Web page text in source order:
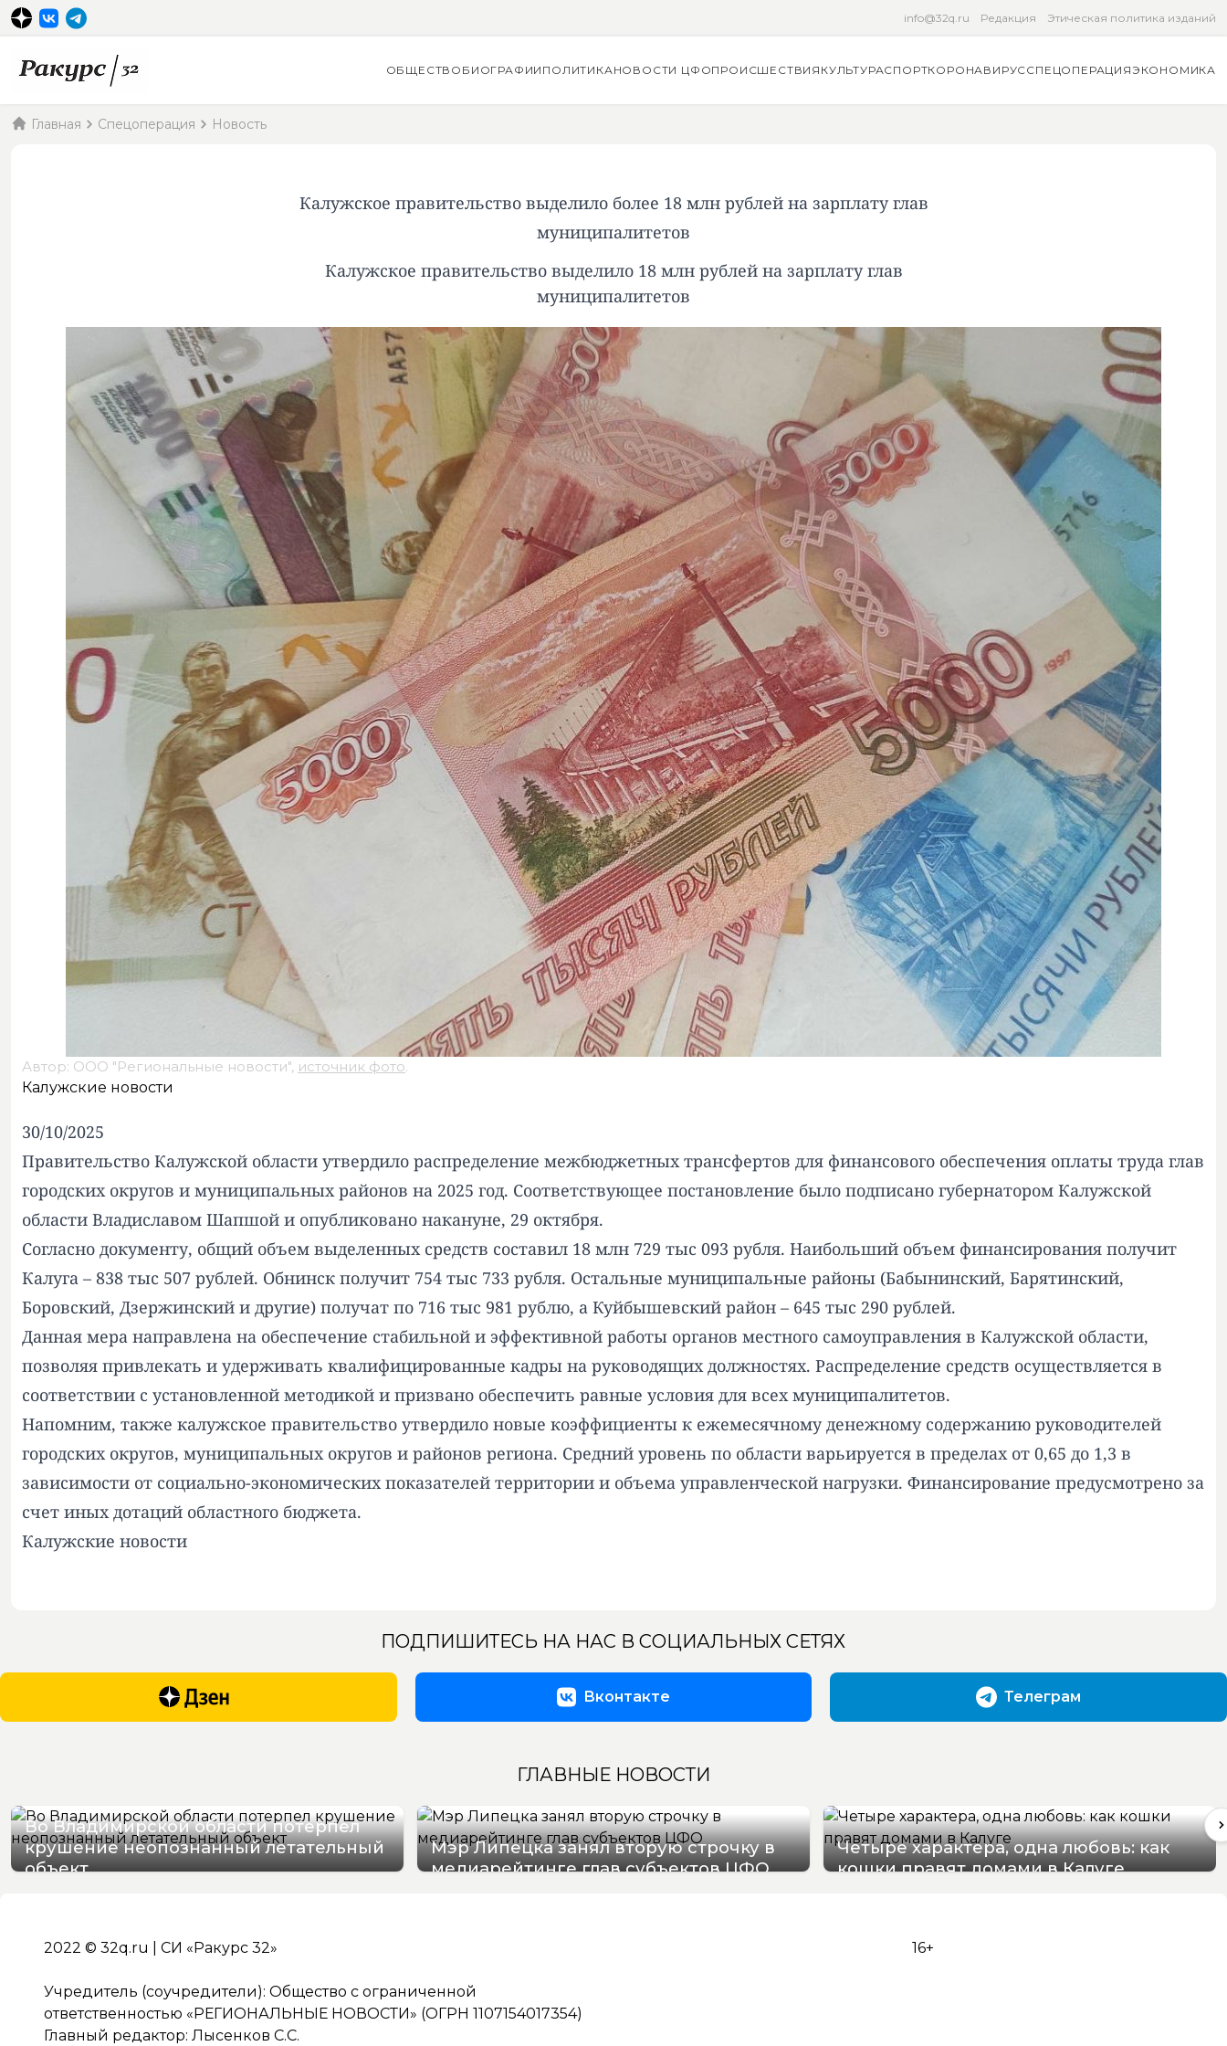
info@32q.ru Редакция Этическая политика изданий
ОБЩЕСТВО БИОГРАФИИ ПОЛИТИКАНОВОСТИ ЦФОПРОИСШЕСТВИЯ КУЛЬТУРАСПОРТКОРОНАВИРУССПЕЦОПЕРАЦИЯЭКОНОМИКА
Главная Спецоперация Новость
Калужское правительство выделило более 18 млн рублей на зарплату глав
муниципалитетов
Калужское правительство выделило 18 млн рублей на зарплату глав
муниципалитетов
Автор: ООО "Региональные новости", источник фото.
Калужские новости
30/10/2025
Правительство Калужской области утвердило распределение межбюджетных трансфертов для финансового обеспечения оплаты труда глав
городских округов и муниципальных районов на 2025 год. Соответствующее постановление было подписано губернатором Калужской
области Владиславом Шапшой и опубликовано накануне, 29 октября.
Согласно документу, общий объем выделенных средств составил 18 млн 729 тыс 093 рубля. Наибольший объем финансирования получит
Калуга – 838 тыс 507 рублей. Обнинск получит 754 тыс 733 рубля. Остальные муниципальные районы (Бабынинский, Барятинский,
Боровский, Дзержинский и другие) получат по 716 тыс 981 рублю, а Куйбышевский район – 645 тыс 290 рублей.
Данная мера направлена на обеспечение стабильной и эффективной работы органов местного самоуправления в Калужской области,
позволяя привлекать и удерживать квалифицированные кадры на руководящих должностях. Распределение средств осуществляется в
соответствии с установленной методикой и призвано обеспечить равные условия для всех муниципалитетов.
Напомним, также калужское правительство утвердило новые коэффициенты к ежемесячному денежному содержанию руководителей
городских округов, муниципальных округов и районов региона. Средний уровень по области варьируется в пределах от 0,65 до 1,3 в
зависимости от социально-экономических показателей территории и объема управленческой нагрузки. Финансирование предусмотрено за
счет иных дотаций областного бюджета.
Калужские новости
ПОДПИШИТЕСЬ НА НАС В СОЦИАЛЬНЫХ СЕТЯХ
Вконтакте Телеграм
ГЛАВНЫЕ НОВОСТИ
Во Владимирской области потерпел
крушение неопознанный летательный
объект
Мэр Липецка занял вторую строчку в
медиарейтинге глав субъектов ЦФО
Четыре характера, одна любовь: как
кошки правят домами в Калуге
2022 © 32q.ru | СИ «Ракурс 32»
Учредитель (соучредители): Общество с ограниченной
ответственностью «РЕГИОНАЛЬНЫЕ НОВОСТИ» (ОГРН 1107154017354)
Главный редактор: Лысенков С.С.
16+